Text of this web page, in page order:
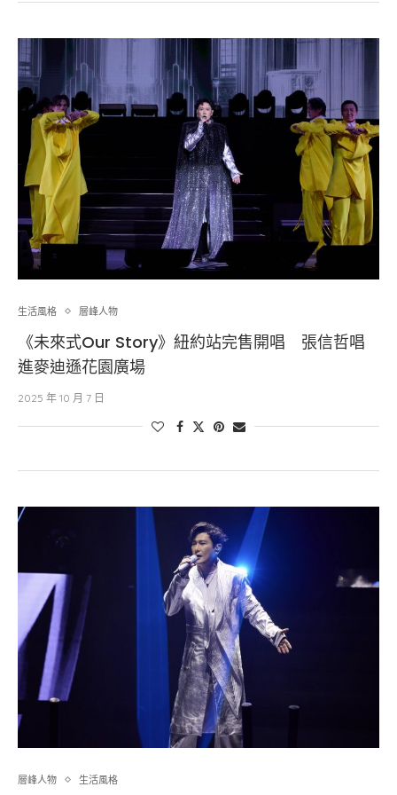
生活風格 層峰⼈物
《未來式Our Story》紐約站完售開唱 張信哲唱
進麥迪遜花園廣場
2025 年 10 月 7 日
層峰⼈物 生活風格